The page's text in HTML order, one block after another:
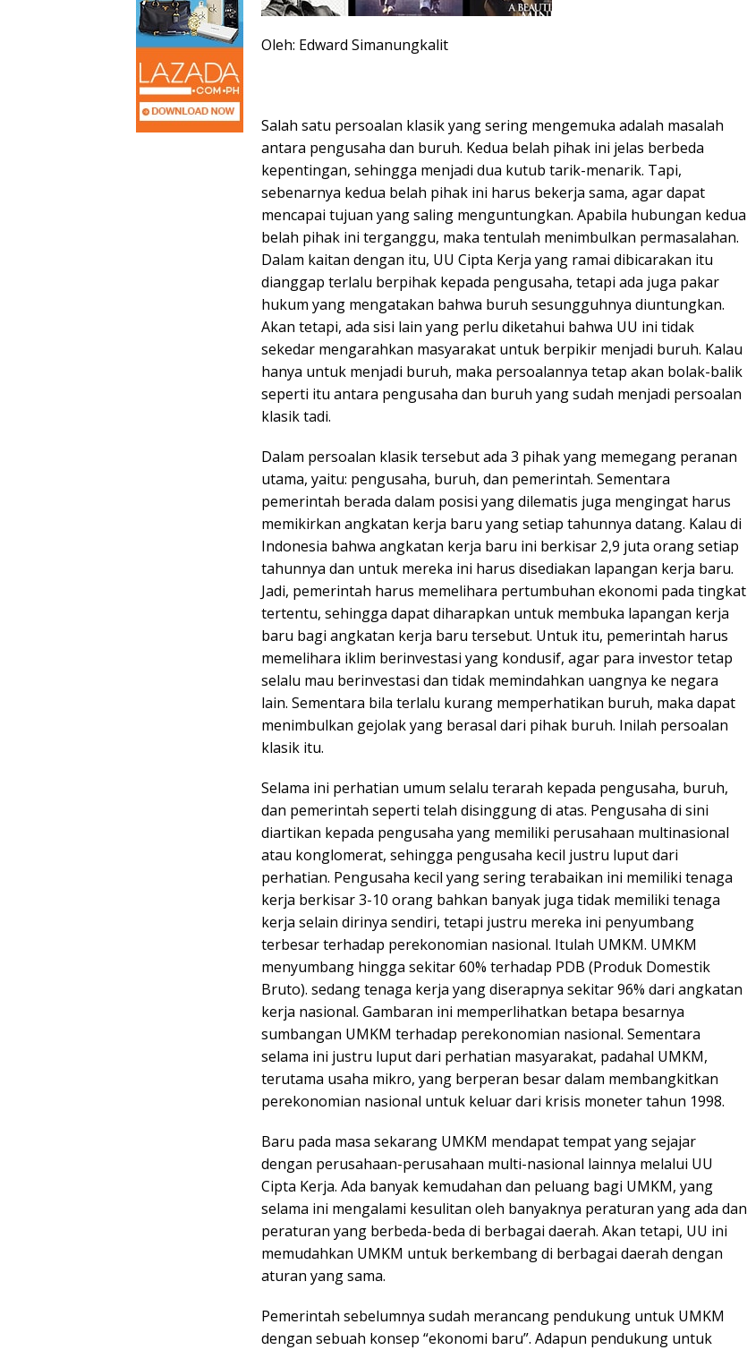
Oleh: Edward Simanungkalit
Salah satu persoalan klasik yang sering mengemuka adalah masalah
antara pengusaha dan buruh. Kedua belah pihak ini jelas berbeda
kepentingan, sehingga menjadi dua kutub tarik-menarik. Tapi,
sebenarnya kedua belah pihak ini harus bekerja sama, agar dapat
mencapai tujuan yang saling menguntungkan. Apabila hubungan kedua
belah pihak ini terganggu, maka tentulah menimbulkan permasalahan.
Dalam kaitan dengan itu, UU Cipta Kerja yang ramai dibicarakan itu
dianggap terlalu berpihak kepada pengusaha, tetapi ada juga pakar
hukum yang mengatakan bahwa buruh sesungguhnya diuntungkan.
Akan tetapi, ada sisi lain yang perlu diketahui bahwa UU ini tidak
sekedar mengarahkan masyarakat untuk berpikir menjadi buruh. Kalau
hanya untuk menjadi buruh, maka persoalannya tetap akan bolak-balik
seperti itu antara pengusaha dan buruh yang sudah menjadi persoalan
klasik tadi.
Dalam persoalan klasik tersebut ada 3 pihak yang memegang peranan
utama, yaitu: pengusaha, buruh, dan pemerintah. Sementara
pemerintah berada dalam posisi yang dilematis juga mengingat harus
memikirkan angkatan kerja baru yang setiap tahunnya datang. Kalau di
Indonesia bahwa angkatan kerja baru ini berkisar 2,9 juta orang setiap
tahunnya dan untuk mereka ini harus disediakan lapangan kerja baru.
Jadi, pemerintah harus memelihara pertumbuhan ekonomi pada tingkat
tertentu, sehingga dapat diharapkan untuk membuka lapangan kerja
baru bagi angkatan kerja baru tersebut. Untuk itu, pemerintah harus
memelihara iklim berinvestasi yang kondusif, agar para investor tetap
selalu mau berinvestasi dan tidak memindahkan uangnya ke negara
lain. Sementara bila terlalu kurang memperhatikan buruh, maka dapat
menimbulkan gejolak yang berasal dari pihak buruh. Inilah persoalan
klasik itu.
Selama ini perhatian umum selalu terarah kepada pengusaha, buruh,
dan pemerintah seperti telah disinggung di atas. Pengusaha di sini
diartikan kepada pengusaha yang memiliki perusahaan multinasional
atau konglomerat, sehingga pengusaha kecil justru luput dari
perhatian. Pengusaha kecil yang sering terabaikan ini memiliki tenaga
kerja berkisar 3-10 orang bahkan banyak juga tidak memiliki tenaga
kerja selain dirinya sendiri, tetapi justru mereka ini penyumbang
terbesar terhadap perekonomian nasional. Itulah UMKM. UMKM
menyumbang hingga sekitar 60% terhadap PDB (Produk Domestik
Bruto). sedang tenaga kerja yang diserapnya sekitar 96% dari angkatan
kerja nasional. Gambaran ini memperlihatkan betapa besarnya
sumbangan UMKM terhadap perekonomian nasional. Sementara
selama ini justru luput dari perhatian masyarakat, padahal UMKM,
terutama usaha mikro, yang berperan besar dalam membangkitkan
perekonomian nasional untuk keluar dari krisis moneter tahun 1998.
Baru pada masa sekarang UMKM mendapat tempat yang sejajar
dengan perusahaan-perusahaan multi-nasional lainnya melalui UU
Cipta Kerja. Ada banyak kemudahan dan peluang bagi UMKM, yang
selama ini mengalami kesulitan oleh banyaknya peraturan yang ada dan
peraturan yang berbeda-beda di berbagai daerah. Akan tetapi, UU ini
memudahkan UMKM untuk berkembang di berbagai daerah dengan
aturan yang sama.
Pemerintah sebelumnya sudah merancang pendukung untuk UMKM
dengan sebuah konsep “ekonomi baru”. Adapun pendukung untuk